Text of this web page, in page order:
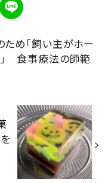
め「飼い主がホー
」 食事療法の師範